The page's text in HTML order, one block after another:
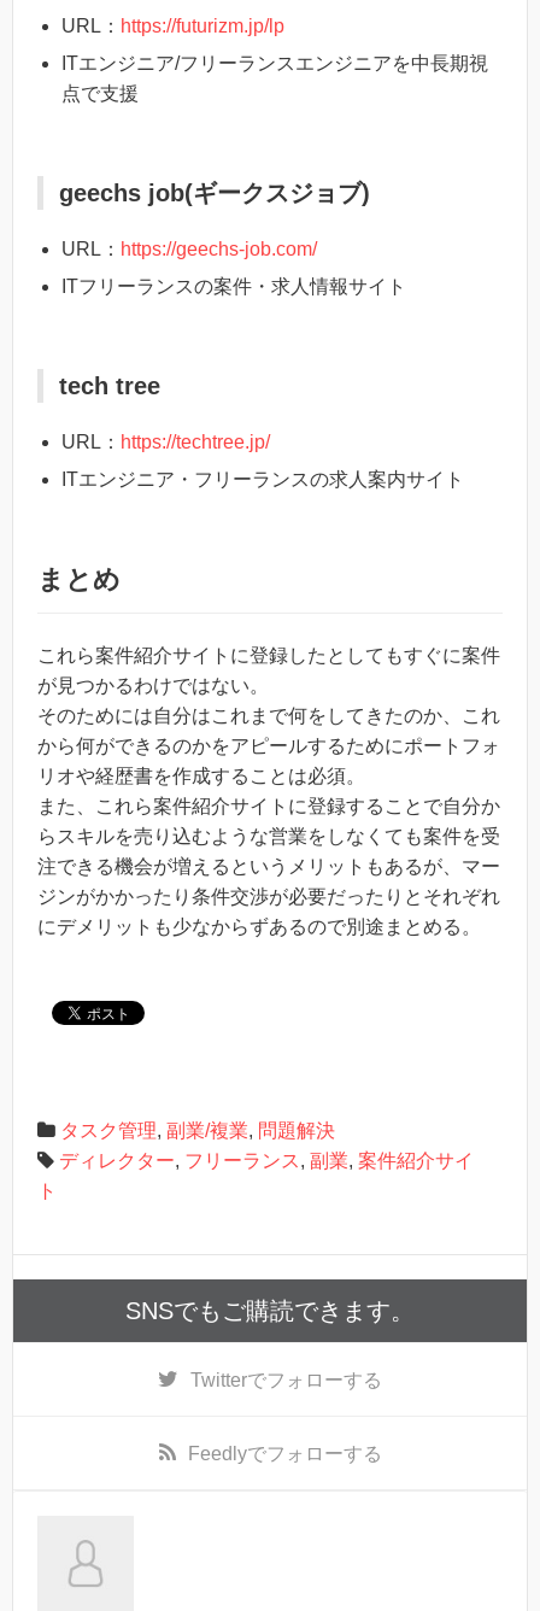
URL： https://futurizm.jp/lp
ITエンジニア/フリーランスエンジニアを中長期視
点で支援
geechs job(ギークスジョブ)
URL： https://geechs-job.com/
ITフリーランスの案件・求人情報サイト
tech tree
URL： https://techtree.jp/
ITエンジニア・フリーランスの求人案内サイト
まとめ
これら案件紹介サイトに登録したとしてもすぐに案件
が見つかるわけではない。
そのためには自分はこれまで何をしてきたのか、これ
から何ができるのかをアピールするためにポートフォ
リオや経歴書を作成することは必須。
また、これら案件紹介サイトに登録することで自分か
らスキルを売り込むような営業をしなくても案件を受
注できる機会が増えるというメリットもあるが、マー
ジンがかかったり条件交渉が必要だったりとそれぞれ
にデメリットも少なからずあるので別途まとめる。
タスク管理, 副業/複業, 問題解決
ディレクター, フリーランス , 副業, 案件紹介サイ
ト
SNSでもご購読できます。
Twitterでフォローする
Feedlyでフォローする